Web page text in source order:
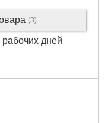
(3)
рабочих дней